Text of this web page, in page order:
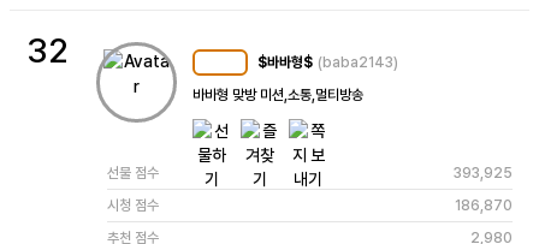
32 $바바형$ (baba2143)
바바형 맞방 미션,소통,멀티방송
선물 점수
393,925
시청 점수
186,870
추천 점수
2,980